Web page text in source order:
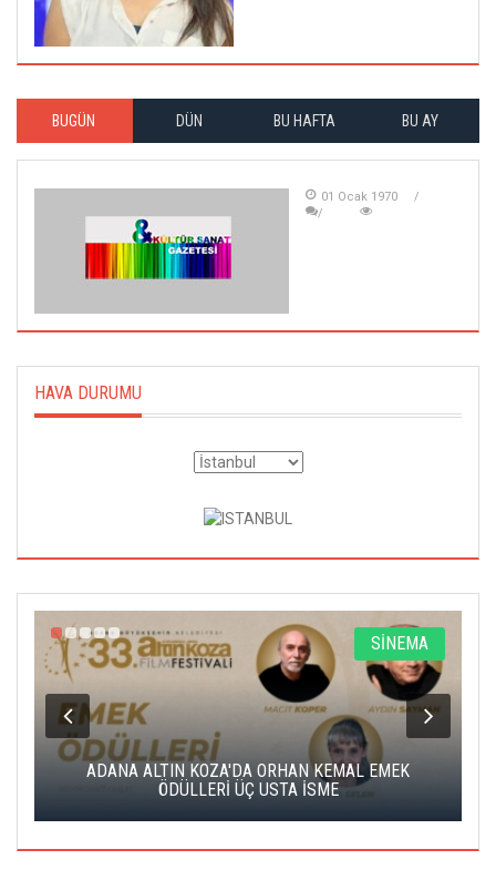
BUGÜN DÜN BU HAFTA BU AY
01 Ocak 1970
HAVA DURUMU
SİNEMA
ADANA ALTIN KOZA'DA ORHAN KEMAL EMEK
ÖDÜLLERİ ÜÇ USTA İSME